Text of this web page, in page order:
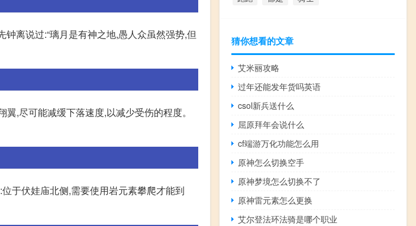
离说过:“璃月是有神之地,愚人众虽然强势,但
,尽可能减缓下落速度,以减少受伤的程度。
于伏娃庙北侧,需要使用岩元素攀爬才能到
猜你想看的文章
艾米丽攻略
过年还能发年货吗英语
csol新兵送什么
屈原拜年会说什么
cf端游万化功能怎么用
原神怎么切换空手
原神梦境怎么切换不了
原神雷元素怎么更换
艾尔登法环法骑是哪个职业